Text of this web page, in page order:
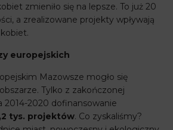
zmieniło się na lepsze. To już 20
a zrealizowane projekty wpływają
europejskich
Mazowsze mogło się
Tylko z zakończonej
2014-2020 dofinansowanie
tys. projektów. Co zyskaliśmy?